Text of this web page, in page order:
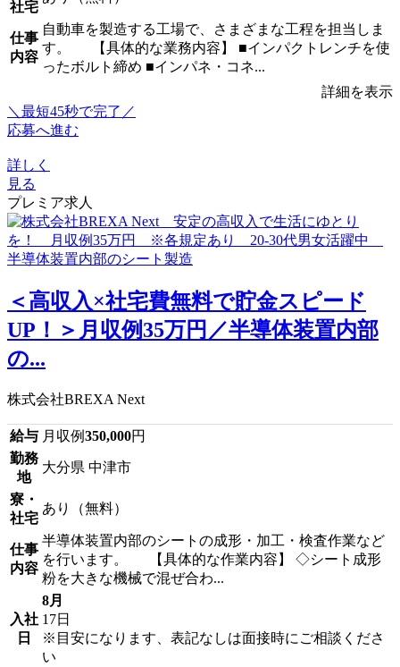
社宅
仕事
内容
自動車を製造する工場で、さまざまな工程を担当しま
す。 【具体的な業務内容】 ■インパクトレンチを使
ったボルト締め ■インパネ・コネ...
詳細を表示
＼最短45秒で完了／
応募へ進む
詳しく
見る
プレミア求人
＜高収入×社宅費無料で貯金スピード
UP！＞月収例35万円／半導体装置内部
の...
株式会社BREXA Next
給与 月収例350,000円
勤務
地
大分県 中津市
寮・
社宅
あり（無料）
仕事
内容
半導体装置内部のシートの成形・加工・検査作業など
を行います。 【具体的な作業内容】 ◇シート成形
粉を大きな機械で混ぜ合わ...
入社
日
8月
17日
※目安になります、表記なしは面接時にご相談くださ
い